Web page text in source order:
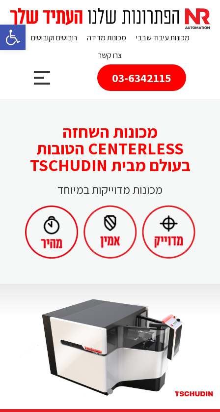
מכונות עיבוד שבבי מכונות מדידה
רובוטים וקובוטים
צרו קשר
03-6342115
מכונות השחזה
CENTERLESS הטובות
בעולם מבית TSCHUDIN
מכונות מדוייקות במיוחד